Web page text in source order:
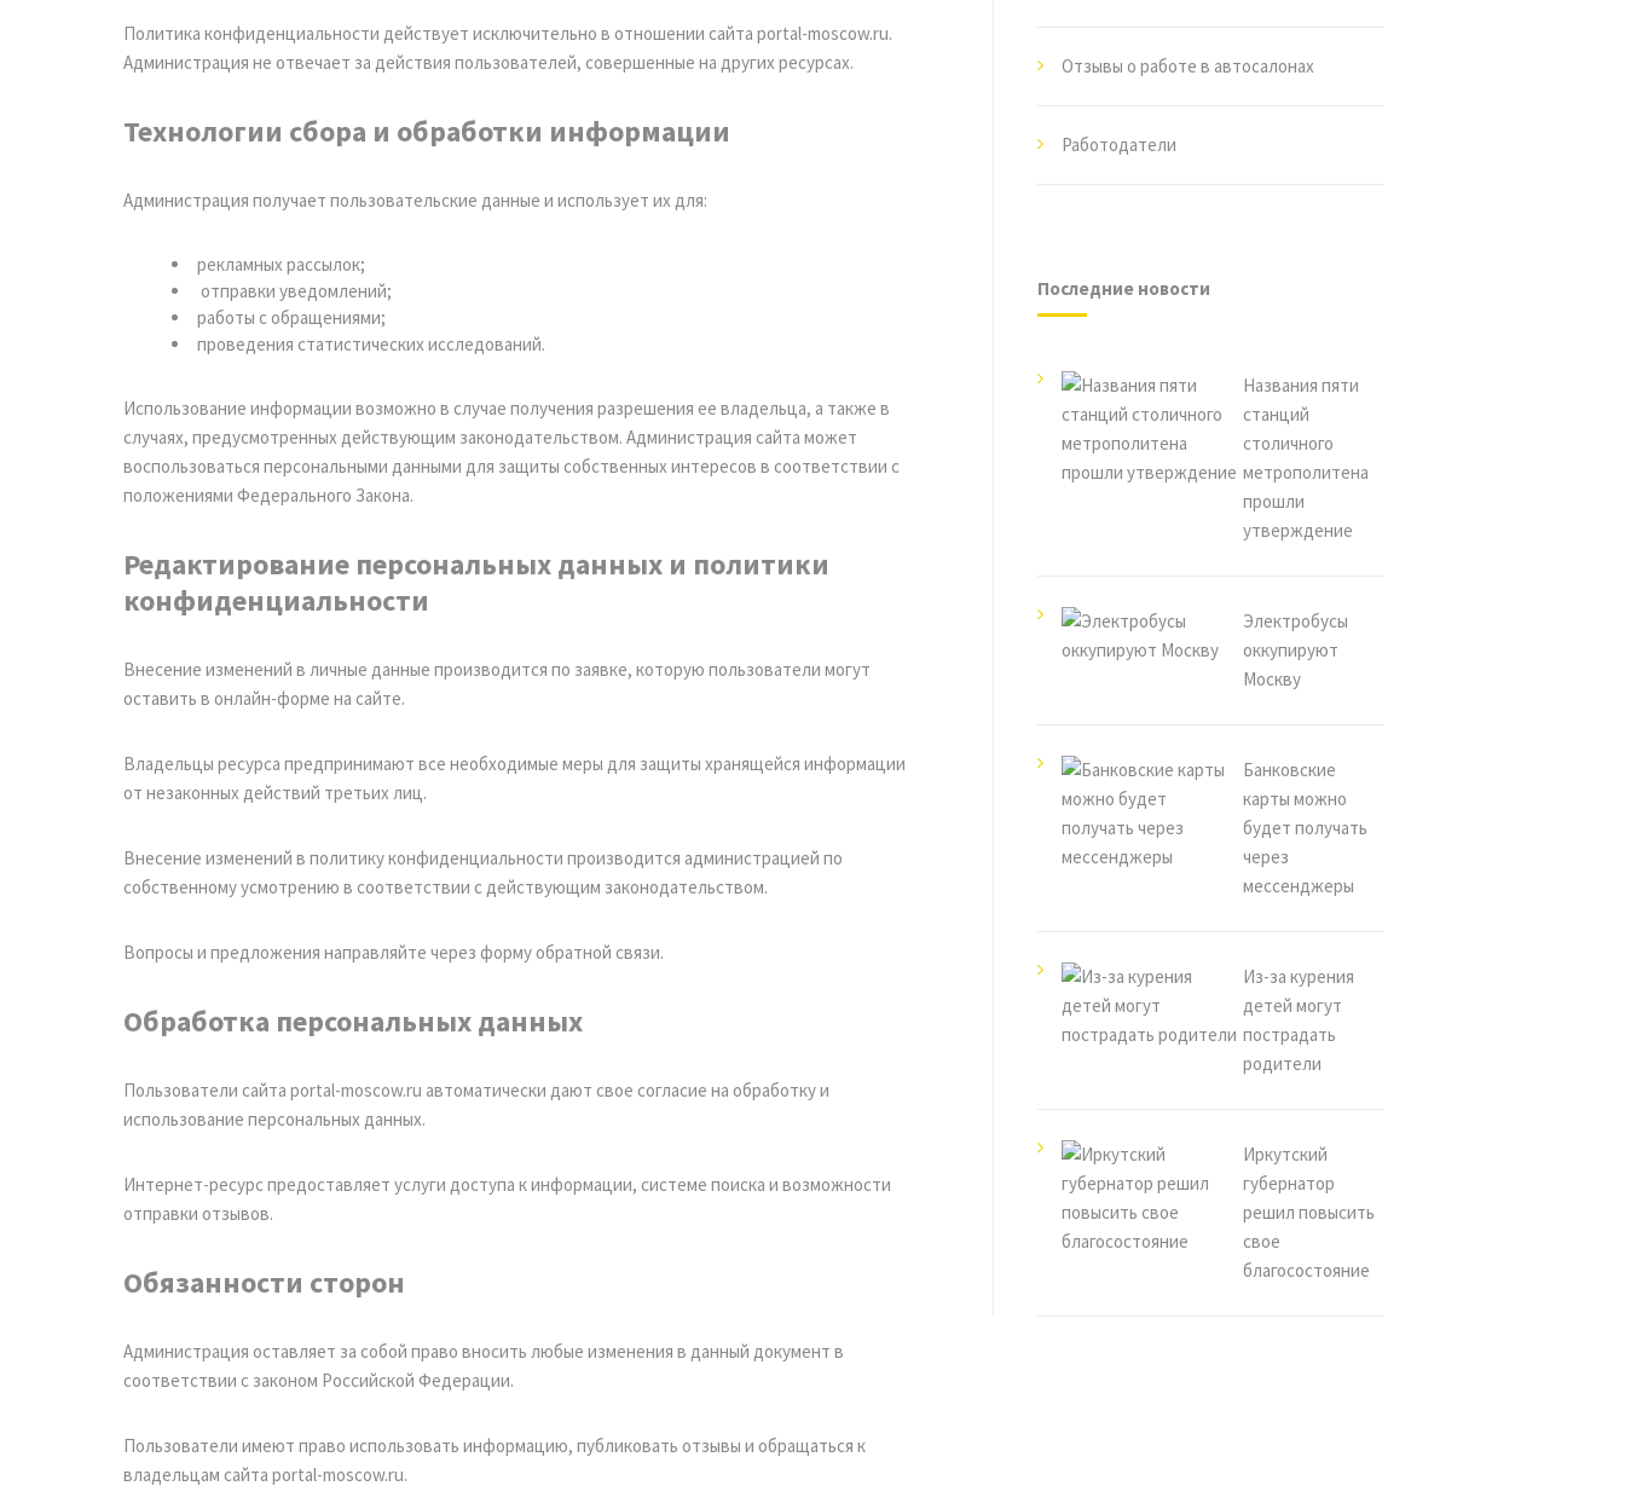
Политика конфиденциальности действует исключительно в отношении сайта portal-moscow.ru.
Администрация не отвечает за действия пользователей, совершенные на других ресурсах.
Технологии сбора и обработки информации
Администрация получает пользовательские данные и использует их для:
рекламных рассылок;
отправки уведомлений;
работы с обращениями;
проведения статистических исследований.
Использование информации возможно в случае получения разрешения ее владельца, а также в
случаях, предусмотренных действующим законодательством. Администрация сайта может
воспользоваться персональными данными для защиты собственных интересов в соответствии с
положениями Федерального Закона.
Редактирование персональных данных и политики
конфиденциальности
Внесение изменений в личные данные производится по заявке, которую пользователи могут
оставить в онлайн-форме на сайте.
Владельцы ресурса предпринимают все необходимые меры для защиты хранящейся информации
от незаконных действий третьих лиц.
Внесение изменений в политику конфиденциальности производится администрацией по
собственному усмотрению в соответствии с действующим законодательством.
Вопросы и предложения направляйте через форму обратной связи.
Обработка персональных данных
Пользователи сайта portal-moscow.ru автоматически дают свое согласие на обработку и
использование персональных данных.
Интернет-ресурс предоставляет услуги доступа к информации, системе поиска и возможности
отправки отзывов.
Обязанности сторон
Администрация оставляет за собой право вносить любые изменения в данный документ в
соответствии с законом Российской Федерации.
Пользователи имеют право использовать информацию, публиковать отзывы и обращаться к
владельцам сайта portal-moscow.ru.
Отзывы о работе в автосалонах
Работодатели
Последние новости
Названия пяти
станций
столичного
метрополитена
прошли
утверждение
Электробусы
оккупируют
Москву
Банковские
карты можно
будет получать
через
мессенджеры
Из-за курения
детей могут
пострадать
родители
Иркутский
губернатор
решил повысить
свое
благосостояние